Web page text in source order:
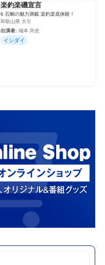
楽釣楽磯宣言
6 石鯛の魅力満載 楽釣楽底体験！
和歌山県 大引
出演者: 城本 尚史
イシダイ